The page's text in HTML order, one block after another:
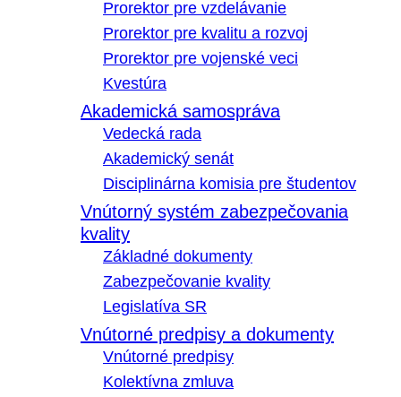
Prorektor pre vzdelávanie
Prorektor pre kvalitu a rozvoj
Prorektor pre vojenské veci
Kvestúra
Akademická samospráva
Vedecká rada
Akademický senát
Disciplinárna komisia pre študentov
Vnútorný systém zabezpečovania
kvality
Základné dokumenty
Zabezpečovanie kvality
Legislatíva SR
Vnútorné predpisy a dokumenty
Vnútorné predpisy
Kolektívna zmluva